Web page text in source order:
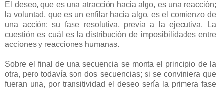
El deseo, que es una atracción hacia algo, es una reacción;
la voluntad, que es un enfilar hacia algo, es el comienzo de
una acción: su fase resolutiva, previa a la ejecutiva. La
cuestión es cuál es la distribución de imposibilidades entre
acciones y reacciones humanas.
Sobre el final de una secuencia se monta el principio de la
otra, pero todavía son dos secuencias; si se conviniera que
fueran una, por transitividad el deseo sería la primera fase